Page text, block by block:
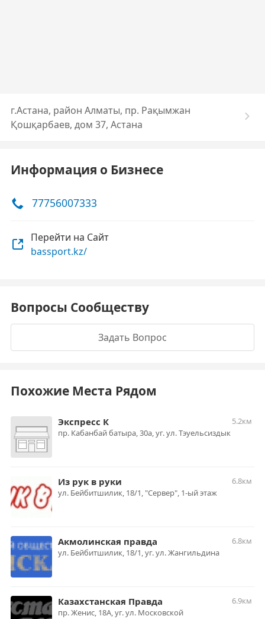
г.Астана, район Алматы, пр. Рақымжан
Қошқарбаев, дом 37, Астана
Информация о Бизнесе
77756007333
Перейти на Сайт
bassport.kz/
Вопросы Сообществу
Задать Вопрос
Похожие Места Рядом
Экспресс К
5.2км
пр. Кабанбай батыра, 30а, уг. ул. Тэуельсиздык
Из рук в руки
6.8км
ул. Бейбитшилик, 18/1, "Сервер", 1-ый этаж
Акмолинская правда
6.8км
ул. Бейбитшилик, 18/1, уг. ул. Жангильдина
Казахстанская Правда
6.9км
пр. Женис, 18А, уг. ул. Московской